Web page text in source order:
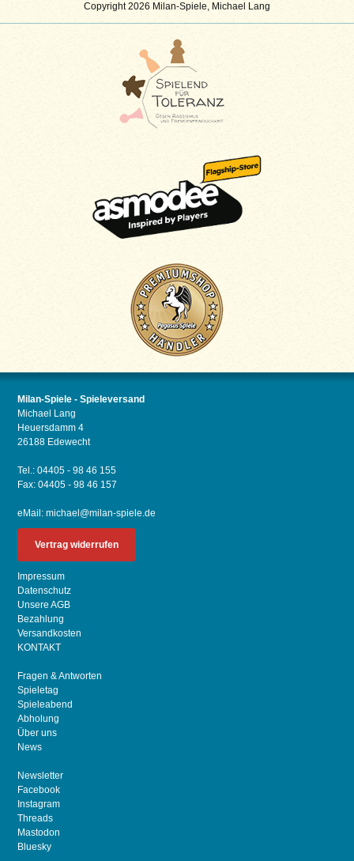
Copyright 2026 Milan-Spiele, Michael Lang
Milan-Spiele - Spieleversand
Michael Lang
Heuersdamm 4
26188 Edewecht
Tel.: 04405 - 98 46 155
Fax: 04405 - 98 46 157
eMail:michael@milan-spiele.de
Vertrag widerrufen
Impressum
Datenschutz
Unsere AGB
Bezahlung
Versandkosten
KONTAKT
Fragen & Antworten
Spieletag
Spieleabend
Abholung
Über uns
News
Newsletter
Facebook
Instagram
Threads
Mastodon
Bluesky